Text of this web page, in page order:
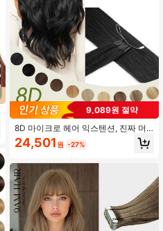
9,089원 절약
8D 마이크로 헤어 익스텐션, 진짜 머
리카락 마이크로 비드 익스텐션, 스트
레이트 헤어, 옴브레 그레이-골드, 블
지 않는 미니 실리콘 비드 마이크로 익
스텐션
24,501 원 -27%